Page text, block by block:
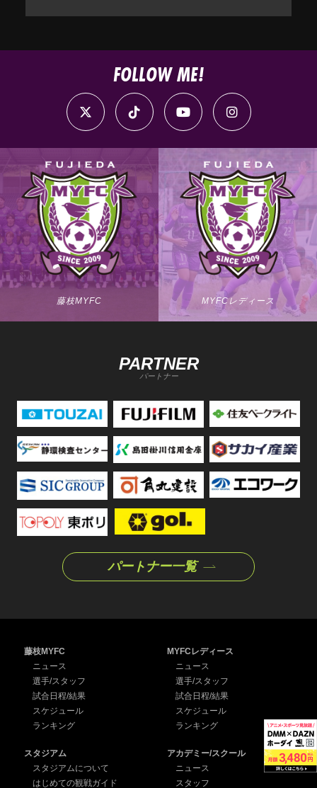
FOLLOW ME!
藤枝MYFC MYFCレディース
PARTNER
パートナー
パートナー一覧
藤枝MYFC
ニュース
選手/スタッフ
試合日程/結果
スケジュール
ランキング
MYFCレディース
ニュース
選手/スタッフ
試合日程/結果
スケジュール
ランキング
スタジアム
スタジアムについて
はじめての観戦ガイド
アカデミー/スクール
ニュース
スタッフ